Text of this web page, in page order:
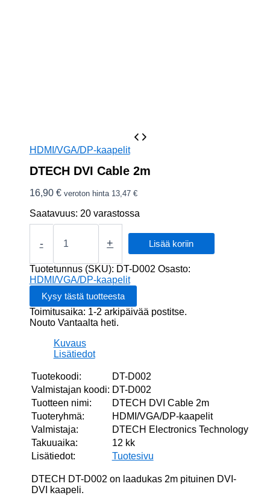
HDMI/VGA/DP-kaapelit
DTECH DVI Cable 2m
16,90 € veroton hinta 13,47 €
Saatavuus: 20 varastossa
-
DTECH
2m
määrä
+ Lisää koriin
Tuotetunnus (SKU): DT-D002 Osasto:
HDMI/VGA/DP-kaapelit
Toimitusaika: 1-2 arkipäivää postitse.
Nouto Vantaalta heti.
Kuvaus
Lisätiedot
Tuotekoodi:
DT-D002
Valmistajan koodi: DT-D002
Tuotteen nimi:
DTECH DVI Cable 2m
Tuoteryhmä:
HDMI/VGA/DP-kaapelit
Valmistaja:
DTECH Electronics Technology
Takuuaika:
12 kk
Lisätiedot:
Tuotesivu
DTECH DT-D002 on laadukas 2m pituinen DVI-
DVI kaapeli.